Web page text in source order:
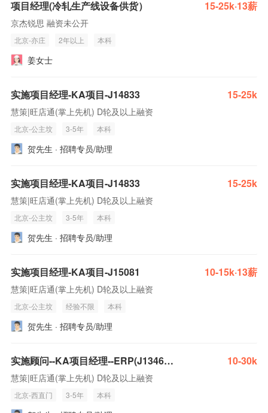
项目经理(冷轧生产线设备供货） 15-25k·13薪
京杰锐思 融资未公开
北京-亦庄 2年以上 本科
姜女士
实施项目经理-KA项目-J14833 15-25k
慧策|旺店通(掌上先机) D轮及以上融资
北京-公主坟 3-5年 本科
贺先生 · 招聘专员/助理
实施项目经理-KA项目-J14833 15-25k
慧策|旺店通(掌上先机) D轮及以上融资
北京-公主坟 3-5年 本科
贺先生 · 招聘专员/助理
实施项目经理-KA项目-J15081 10-15k·13薪
慧策|旺店通(掌上先机) D轮及以上融资
北京-公主坟 经验不限 本科
贺先生 · 招聘专员/助理
实施顾问--KA项目经理--ERP(J13468） 10-30k
慧策|旺店通(掌上先机) D轮及以上融资
北京-西直门 3-5年 本科